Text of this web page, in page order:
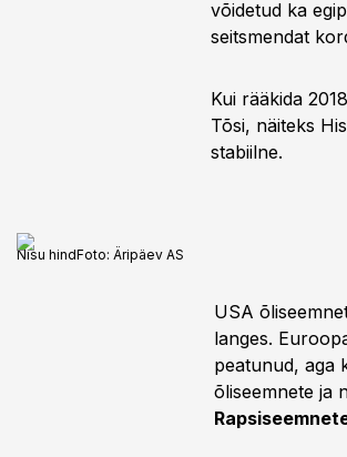
võidetud ka
seitsmendat
Kui rääkida
Tõsi, näiteks
stabiilne.
Nisu hindFoto: Äripäev AS
USA
langes.
peatunud, aga
õliseemnete ja